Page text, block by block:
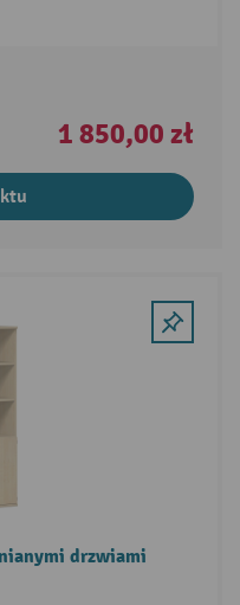
1 850,00 zł
drzwiami